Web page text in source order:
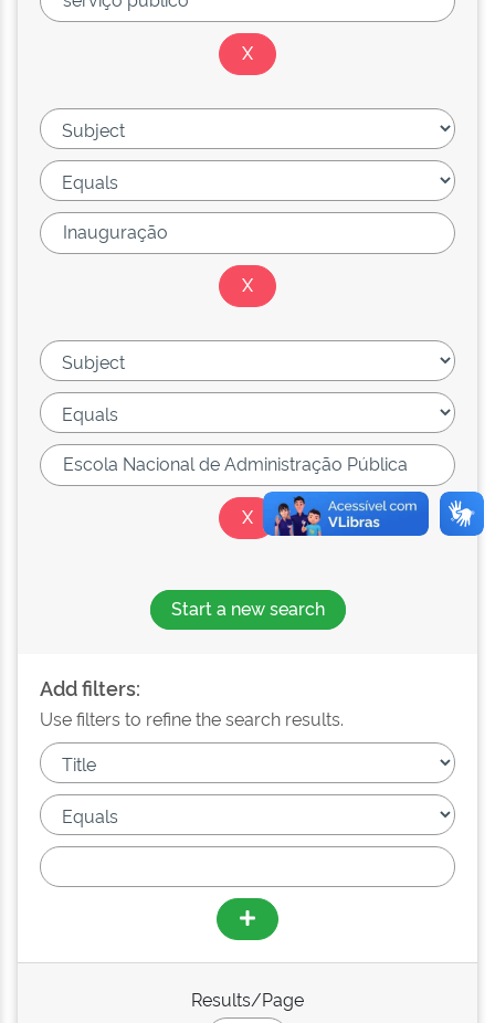
Start a new search
Add filters:
Use filters to refine the search results.
Results/Page